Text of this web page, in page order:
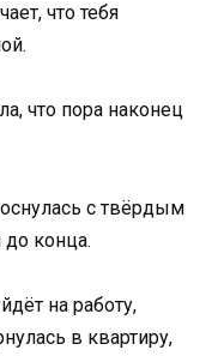
что тебя
что пора наконец
с твёрдым
конца.
на работу,
в квартиру,